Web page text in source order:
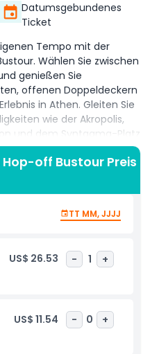
Datumsgebundenes
Ticket
Tempo mit der
Wählen Sie zwischen
genießen Sie
offenen Doppeldeckern
in Athen. Gleiten Sie
wie der Akropolis,
und dem Syntagma-Platz
aus, um
und das
erkunden. Ihr Big Bus
mehrsprachigen
Erbe und die moderne
erweckt, während Sie
Routen-Updates über die
vom
Spuren der athenischen
kosten – diese flexible
perfekte Athen-Reise
Familien und
off Bustour Preis
TT MM, JJJJ
US$ 26.53 - 1 +
US$ 11.54 - 0 +